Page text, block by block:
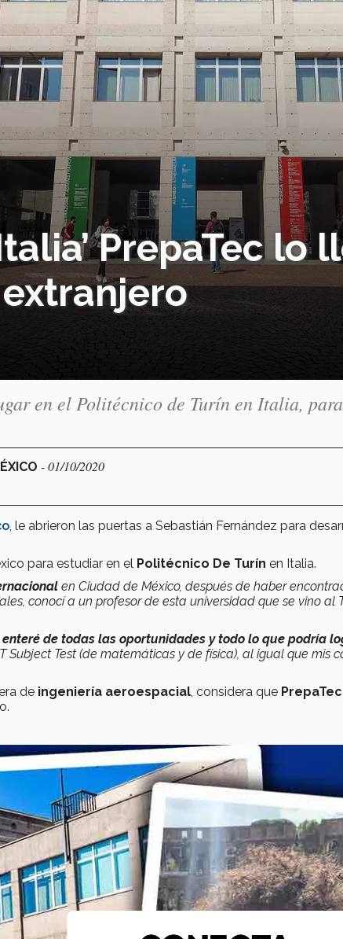
PrepaTec lo
en el Politécnico de Turín en Italia,
- 01/10/2020
, le abrieron las puertas a Sebastián Fernández para
para estudiar en el Politécnico De Turín en Italia.
en Ciudad de México, después de haber
conocí a un profesor de esta universidad que se vino al
enteré de todas las oportunidades y todo lo que podría
Subject Test (de matemáticas y de física), al igual que mis
de ingeniería aeroespacial , considera que PrepaTec